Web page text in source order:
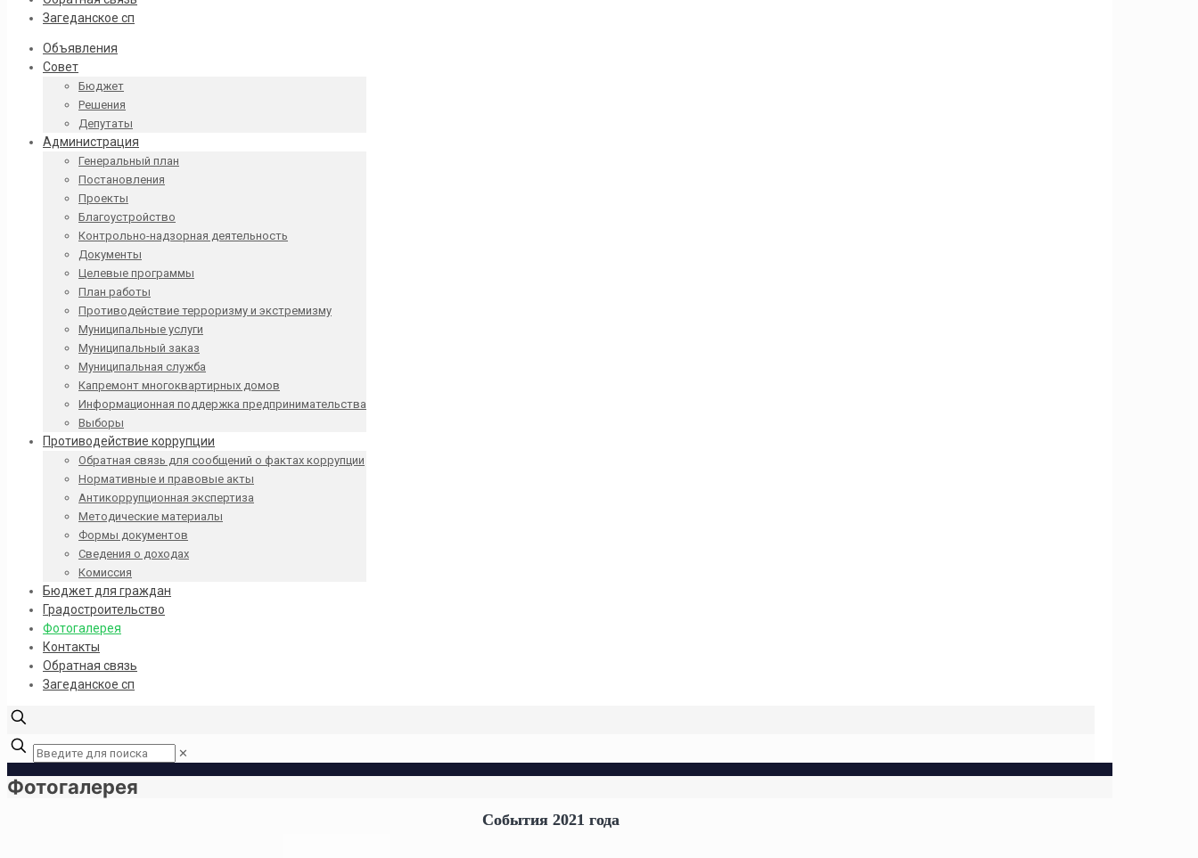
Загеданское сп
Объявления
Совет
Бюджет
Решения
Депутаты
Администрация
Генеральный план
Постановления
Проекты
Благоустройство
Контрольно-надзорная деятельность
Документы
Целевые программы
План работы
Противодействие терроризму и экстремизму
Муниципальные услуги
Муниципальный заказ
Муниципальная служба
Капремонт многоквартирных домов
Информационная поддержка предпринимательства
Выборы
Противодействие коррупции
Обратная связь для сообщений о фактах коррупции
Нормативные и правовые акты
Антикоррупционная экспертиза
Методические материалы
Формы документов
Сведения о доходах
Комиссия
Бюджет для граждан
Градостроительство
Фотогалерея
Контакты
Обратная связь
Загеданское сп
✕
Фотогалерея
События 2021 года